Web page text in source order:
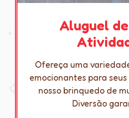
Aluguel
Ofereça uma
emocionantes para
nosso brinquedo de
Diversão